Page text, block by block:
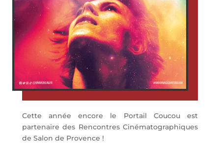
Cette année encore le Portail Coucou est
partenaire des Rencontres Cinématographiques
de Salon de Provence !